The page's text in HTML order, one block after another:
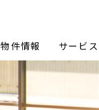
物件情報 サービス